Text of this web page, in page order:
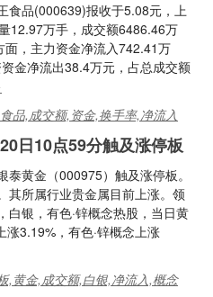
食品(000639)报收于5.08元，上
12.97万手，成交额6486.46万
，主力资金净流入742.41万
金净流出38.4万元，占总成交额
品,成交额,资金,换手率,净流入
日10点59分触及涨停板
黄金（000975）触及涨停板。
其所属行业贵金属目前上涨。领
白银，有色·锌概念热股，当日黄
3.19%，有色·锌概念上涨
,黄金,成交额,白银,净流入,概念